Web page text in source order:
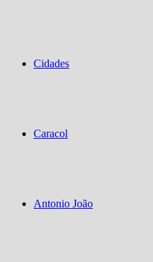
Cidades
Caracol
Antonio João